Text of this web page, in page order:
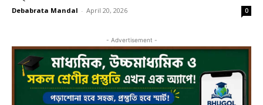
Debabrata Mandal - April 20, 2026 0
- Advertisement -